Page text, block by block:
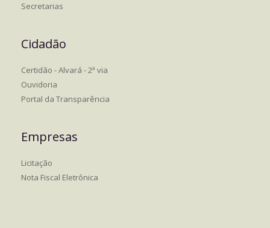
Secretarias
Cidadão
Certidão - Alvará - 2ª via
Ouvidoria
Portal da Transparência
Empresas
Licitação
Nota Fiscal Eletrônica